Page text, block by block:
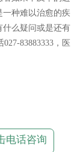
一种难以治愈的疾
什么疑问或是还有
83883333，医
电话咨询